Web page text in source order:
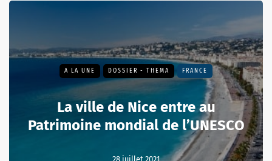
A LA UNE DOSSIER - THEMA FRANCE
La ville de Nice entre au
Patrimoine mondial de l’UNESCO